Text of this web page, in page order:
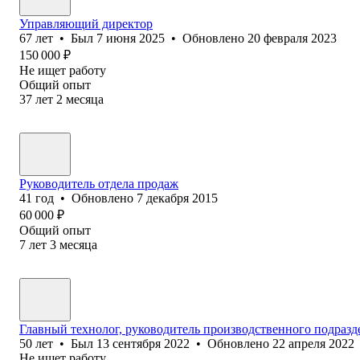
Управляющий директор
67 лет • Был 7 июня 2025 • Обновлено 20 февраля 2023
150 000 ₽
Не ищет работу
Общий опыт
37 лет 2 месяца
Руководитель отдела продаж
41 год • Обновлено 7 декабря 2015
60 000 ₽
Общий опыт
7 лет 3 месяца
Главный технолог, руководитель производственного
50 лет • Был 13 сентября 2022 • Обновлено 22 апреля 2022